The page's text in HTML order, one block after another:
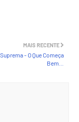
MAIS RECENTE
- O Que Começa
Bem…